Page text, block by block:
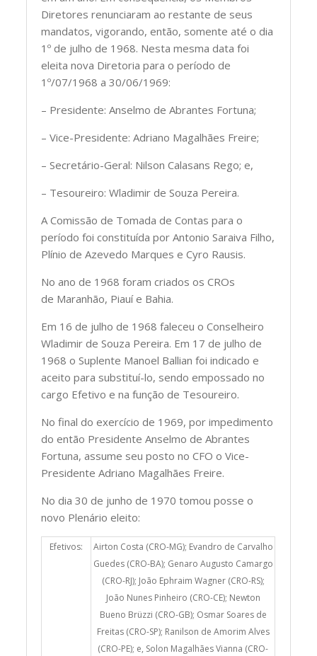
Diretores renunciaram ao restante de seus
mandatos, vigorando, então, somente até o dia
1º de julho de 1968. Nesta mesma data foi
eleita nova Diretoria para o período de
1º/07/1968 a 30/06/1969:
– Presidente: Anselmo de Abrantes Fortuna;
– Vice-Presidente: Adriano Magalhães Freire;
– Secretário-Geral: Nilson Calasans Rego; e,
– Tesoureiro: Wladimir de Souza Pereira.
A Comissão de Tomada de Contas para o
período foi constituída por Antonio Saraiva Filho,
Plínio de Azevedo Marques e Cyro Rausis.
No ano de 1968 foram criados os CROs
de Maranhão, Piauí e Bahia.
Em 16 de julho de 1968 faleceu o Conselheiro
Wladimir de Souza Pereira. Em 17 de julho de
1968 o Suplente Manoel Ballian foi indicado e
aceito para substituí-lo, sendo empossado no
cargo Efetivo e na função de Tesoureiro.
No final do exercício de 1969, por impedimento
do então Presidente Anselmo de Abrantes
Fortuna, assume seu posto no CFO o Vice-
Presidente Adriano Magalhães Freire.
No dia 30 de junho de 1970 tomou posse o
novo Plenário eleito:
Efetivos:
Airton Costa (CRO-MG); Evandro de Carvalho
Guedes (CRO-BA); Genaro Augusto Camargo
(CRO-RJ); João Ephraim Wagner (CRO-RS);
João Nunes Pinheiro (CRO-CE); Newton
Bueno Brüzzi (CRO-GB); Osmar Soares de
Freitas (CRO-SP); Ranilson de Amorim Alves
(CRO-PE); e, Solon Magalhães Vianna (CRO-